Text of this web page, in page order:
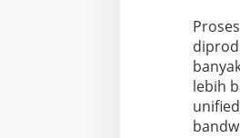
lebih